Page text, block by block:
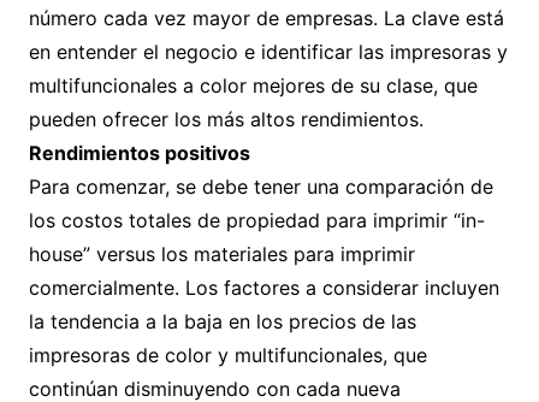
número cada vez mayor de empresas. La clave está
en entender el negocio e identificar las impresoras y
multifuncionales a color mejores de su clase, que
pueden ofrecer los más altos rendimientos.
Rendimientos positivos
Para comenzar, se debe tener una comparación de
los costos totales de propiedad para imprimir “in-
house” versus los materiales para imprimir
comercialmente. Los factores a considerar incluyen
la tendencia a la baja en los precios de las
impresoras de color y multifuncionales, que
continúan disminuyendo con cada nueva